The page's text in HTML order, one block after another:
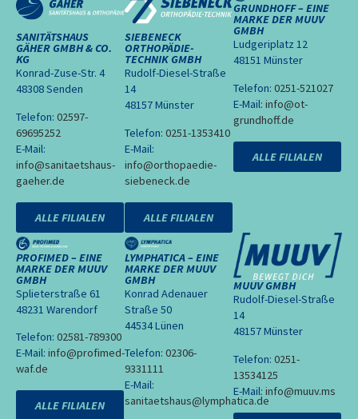
SANITÄTSHAUS
GÄHER GMBH & CO.
KG
Konrad-Zuse-Str. 4
48308 Senden
Telefon: 02597-
69695252
E-Mail:
info@sanitaetshaus-
gaeher.de
ALLE FILIALEN
SIEBENECK
ORTHOPÄDIE-
TECHNIK GMBH
Rudolf-Diesel-Straße
14
48157 Münster
Telefon: 0251-1353410
E-Mail:
info@orthopaedie-
siebeneck.de
ALLE FILIALEN
GRUNDHOFF – EINE
MARKE DER MUUV
GMBH
Ludgeriplatz 12
48151 Münster
Telefon: 0251-521027
E-Mail: info@ot-
grundhoff.de
ALLE FILIALEN
PROFIMED – EINE
MARKE DER MUUV
GMBH
Splieterstraße 61
48231 Warendorf
Telefon: 02581-789300
E-Mail: info@profimed-
waf.de
ALLE FILIALEN
LYMPHATICA – EINE
MARKE DER MUUV
GMBH
Konrad Adenauer
Straße 50
44534 Lünen
Telefon: 02306-
9331111
E-Mail:
sanitaetshaus@lymphatica.de
MUUV GMBH
Rudolf-Diesel-Straße
14
48157 Münster
Telefon: 0251-
13534125
E-Mail: info@muuv.ms